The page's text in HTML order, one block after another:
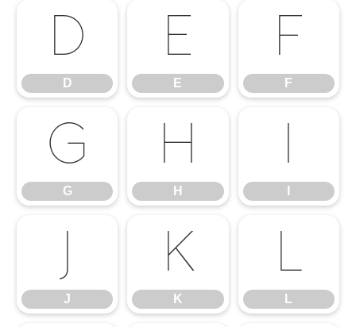
D
D
E
E
F
F
G
G
H
H
I
J
J
K
K
L
L